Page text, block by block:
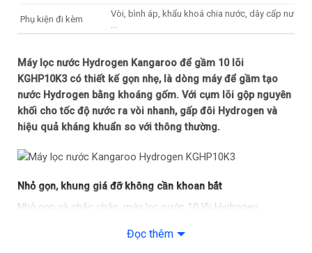
Phụ kiện đi kèm
Vòi, bình áp, khẩu khoá chia nước, dây cấp nước
…
Máy lọc nước Hydrogen Kangaroo để gầm 10 lõi
KGHP10K3 có thiết kế gọn nhẹ, là dòng máy để gầm tạo
nước Hydrogen bằng khoáng gốm. Với cụm lõi gộp nguyên
khối cho tốc độ nước ra vòi nhanh, gấp đôi Hydrogen và
hiệu quả kháng khuẩn so với thông thường.
Nhỏ gọn, khung giá đỡ không cần khoan bắt
Nhỏ gọn và chắc chắn, máy lọc nước 10 lõi Hydrogen
để gầm thông thường là có khung giá đỡ bền chắc, dễ lắp
Đọc thêm